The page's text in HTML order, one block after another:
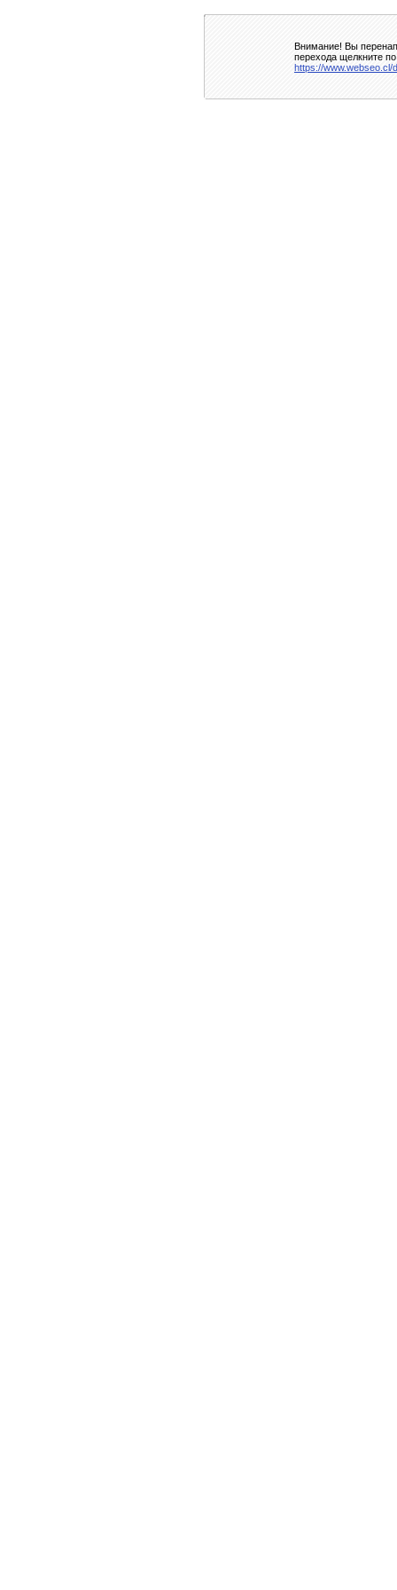
Внимание! Вы
перехода щелкните
https://www.webseo.cl/